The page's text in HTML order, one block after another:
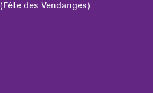
des Vendanges)